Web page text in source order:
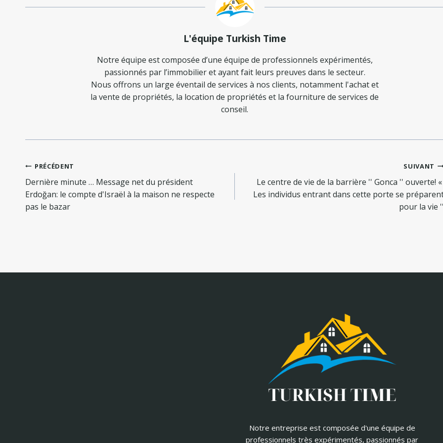
L'équipe Turkish Time
Notre équipe est composée d’une équipe de professionnels expérimentés,
passionnés par l’immobilier et ayant fait leurs preuves dans le secteur.
Nous offrons un large éventail de services à nos clients, notamment l'achat et
la vente de propriétés, la location de propriétés et la fourniture de services de
conseil.
Navigation
de
l’article
PRÉCÉDENT
Dernière minute … Message net du président
Erdoğan: le compte d'Israël à la maison ne respecte
pas le bazar
SUIVANT
Le centre de vie de la barrière '' Gonca '' ouverte! «
Les individus entrant dans cette porte se
pour la vie ''
Notre entreprise est composée d'une équipe de
professionnels très expérimentés, passionnés par